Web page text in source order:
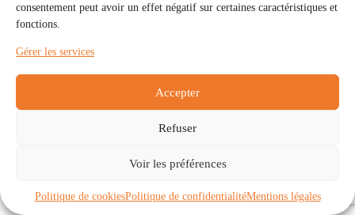
consentement peut avoir un effet négatif sur certaines caractéristiques et
fonctions.
Gérer les services
Accepter
Refuser
Voir les préférences
Politique de cookiesPolitique de confidentialitéMentions légales
Communautés
À propos
Politique de cookies (UE)